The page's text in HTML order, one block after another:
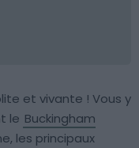
et vivante ! Vous y
le Buckingham
les principaux